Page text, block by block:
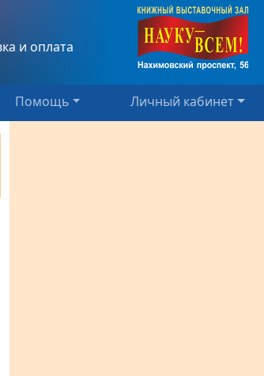
и оплата
Помощь Личный кабинет